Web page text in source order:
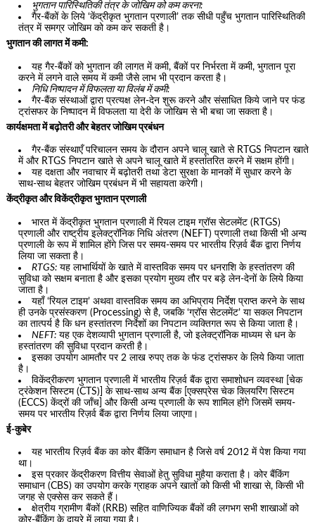
भुगतान पारिस्थितिकी तंत्र के जोखिम को कम करना:
गैर-बैंकों के लिये ‘केंद्रीकृत भुगतान प्रणाली’ तक सीधी पहुँच भुगतान पारिस्थितिकी
तंत्र में समग्र जोखिम को कम कर सकती है।
भुगतान की लागत में कमी:
यह गैर-बैंकों को भुगतान की लागत में कमी, बैंकों पर निर्भरता में कमी, भुगतान पूरा
करने में लगने वाले समय में कमी जैसे लाभ भी प्रदान करता है।
निधि निष्पादन में विफलता या विलंब में कमी:
गैर-बैंक संस्थाओं द्वारा प्रत्यक्ष लेन-देन शुरू करने और संसाधित किये जाने पर फंड
ट्रांसफर के निष्पादन में विफलता या देरी के जोखिम से भी बचा जा सकता है।
कार्यक्षमता में बढ़ोतरी और बेहतर जोखिम प्रबंधन
गैर-बैंक संस्थाएँ परिचालन समय के दौरान अपने चालू खाते से RTGS निपटान खाते
में और RTGS निपटान खाते से अपने चालू खाते में हस्तांतरित करने में सक्षम होंगी।
यह दक्षता और नवाचार में बढ़ोतरी तथा डेटा सुरक्षा के मानकों में सुधार करने के
साथ-साथ बेहतर जोखिम प्रबंधन में भी सहायता करेगी।
केंद्रीकृत और विकेंद्रीकृत भुगतान प्रणाली
भारत में केंद्रीकृत भुगतान प्रणाली में रियल टाइम ग्रॉस सेटलमेंट (RTGS)
प्रणाली और राष्ट्रीय इलेक्ट्रॉनिक निधि अंतरण (NEFT) प्रणाली तथा किसी भी अन्य
प्रणाली के रूप में शामिल होंगे जिस पर समय-समय पर भारतीय रिज़र्व बैंक द्वारा निर्णय
लिया जा सकता है।
RTGS: यह लाभार्थियों के खाते में वास्तविक समय पर धनराशि के हस्तांतरण की
सुविधा को सक्षम बनाता है और इसका प्रयोग मुख्य तौर पर बड़े लेन-देनों के लिये किया
जाता है।
यहाँ ‘रियल टाइम’ अथवा वास्तविक समय का अभिप्राय निर्देश प्राप्त करने के साथ
ही उनके प्रसंस्करण (Processing) से है, जबकि ‘ग्रॉस सेटलमेंट’ या सकल निपटान
का तात्पर्य है कि धन हस्तांतरण निर्देशों का निपटान व्यक्तिगत रूप से किया जाता है।
NEFT: यह एक देशव्यापी भुगतान प्रणाली है, जो इलेक्ट्रॉनिक माध्यम से धन के
हस्तांतरण की सुविधा प्रदान करती है।
इसका उपयोग आमतौर पर 2 लाख रुपए तक के फंड ट्रांसफर के लिये किया जाता
है।
विकेंद्रीकरण भुगतान प्रणाली में भारतीय रिज़र्व बैंक द्वारा समाशोधन व्यवस्था [चेक
ट्रंकेशन सिस्टम (CTS)] के साथ-साथ अन्य बैंक [एक्सप्रेस चेक क्लियरिंग सिस्टम
(ECCS) केंद्रों की जाँच] और किसी अन्य प्रणाली के रूप शामिल होंगे जिसमें समय-
समय पर भारतीय रिज़र्व बैंक द्वारा निर्णय लिया जाएगा।
ई-कुबेर
यह भारतीय रिज़र्व बैंक का कोर बैंकिंग समाधान है जिसे वर्ष 2012 में पेश किया गया
था।
इस प्रकार केंद्रीकरण वित्तीय सेवाओं हेतु सुविधा मुहैया कराता है। कोर बैंकिंग
समाधान (CBS) का उपयोग करके ग्राहक अपने खातों को किसी भी शाखा से, किसी भी
जगह से एक्सेस कर सकते हैं।
क्षेत्रीय ग्रामीण बैंकों (RRB) सहित वाणिज्यिक बैंकों की लगभग सभी शाखाओं को